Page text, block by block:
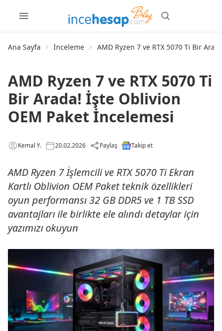
Ana Sayfa İnceleme AMD Ryzen 7 ve RTX 5070 Ti Bir
AMD Ryzen 7 ve RTX 5070 Ti
Bir Arada! İşte Oblivion
OEM Paket İncelemesi
Kemal Y. 20.02.2026 Paylaş Takip et
AMD Ryzen 7 İşlemcili ve RTX 5070 Ti Ekran
Kartlı Oblivion OEM Paket teknik özellikleri
oyun performansı 32 GB DDR5 ve 1 TB SSD
avantajları ile birlikte ele alındı detaylar için
yazımızı okuyun